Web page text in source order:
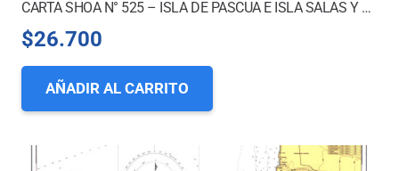
CARTA SHOA N° 525 – ISLA DE PASCUA E ISLA SALAS Y GOMEZ
$26.700
AÑADIR AL CARRITO